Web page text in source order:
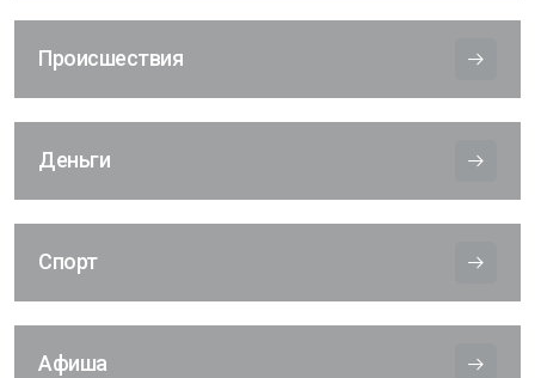
Происшествия
Деньги
Спорт
Афиша